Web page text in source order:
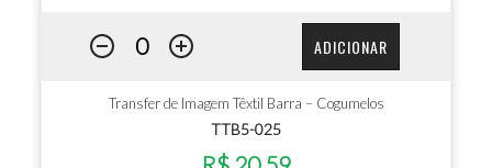
ADICIONAR
Transfer de Imagem Têxtil Barra – Cogumelos
TTB5-025